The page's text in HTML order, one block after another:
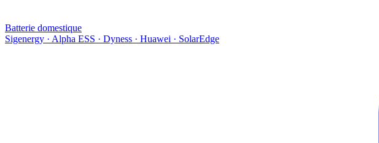
Batterie domestique
Sigenergy · Alpha ESS · Dyness · Huawei · SolarEdge